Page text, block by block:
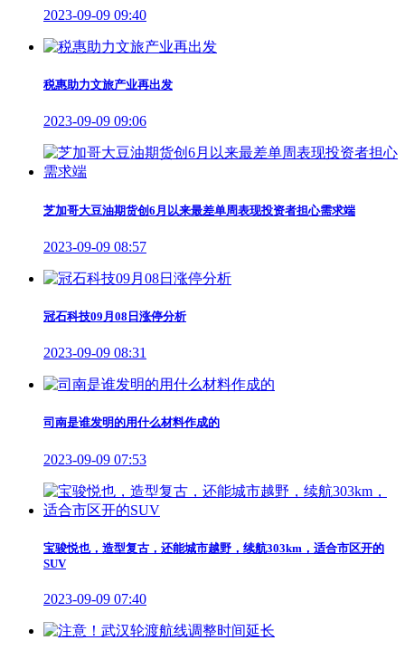
2023-09-09 09:40
税惠助力文旅产业再出发
2023-09-09 09:06
芝加哥大豆油期货创6月以来最差单周表现投资者担心需求端
2023-09-09 08:57
冠石科技09月08日涨停分析
2023-09-09 08:31
司南是谁发明的用什么材料作成的
2023-09-09 07:53
宝骏悦也，造型复古，还能城市越野，续航303km，适合市区开的
SUV
2023-09-09 07:40